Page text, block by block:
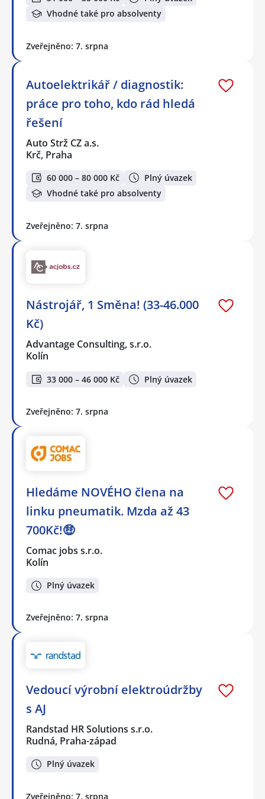
Vhodné také pro absolventy
Zveřejněno: 7. srpna
Autoelektrikář / diagnostik:
práce pro toho, kdo rád hledá
řešení
Auto Strž CZ a.s.
Krč, Praha
60 000 – 80 000 Kč
Plný úvazek
Vhodné také pro absolventy
Zveřejněno: 7. srpna
Nástrojář, 1 Směna! (33-46.000
Kč)
Advantage Consulting, s.r.o.
Kolín
33 000 – 46 000 Kč Plný úvazek
Zveřejněno: 7. srpna
Hledáme NOVÉHO člena na
linku pneumatik. Mzda až 43
700Kč!🤑
Comac jobs s.r.o.
Kolín
Plný úvazek
Zveřejněno: 7. srpna
Vedoucí výrobní elektroúdržby
s AJ
Randstad HR Solutions s.r.o.
Rudná, Praha-západ
Plný úvazek
Zveřejněno: 7. srpna